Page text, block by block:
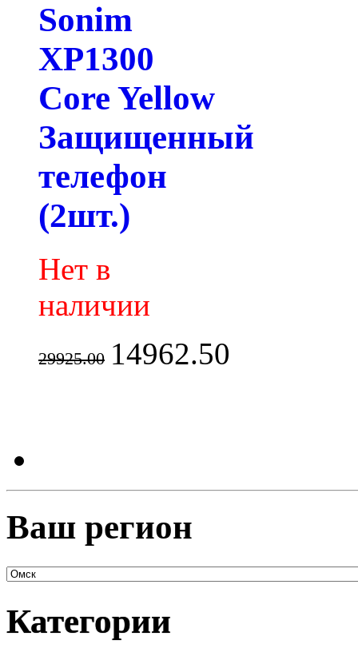
Sonim
XP1300
Core Yellow
Защищенный
телефон
(2шт.)
Нет в
наличии
29925.00 14962.50
Ваш регион
Категории